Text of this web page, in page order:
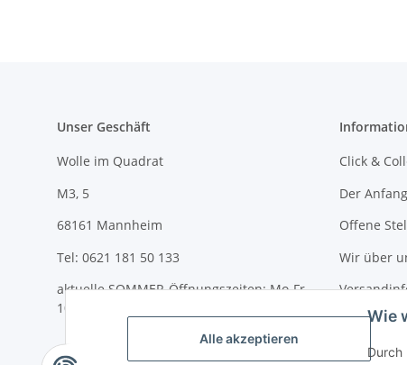
Alle akzeptieren
Wie
Durch
Unser Geschäft
Wolle im Quadrat
M3, 5
68161 Mannheim
Tel: 0621 181 50 133
aktuelle SOMMER-Öffnungszeiten: Mo-Fr
10-18 Uhr und Sa 10-14 Uhr
Click &
Der Anfang
Offene
Wir über
Newsletter